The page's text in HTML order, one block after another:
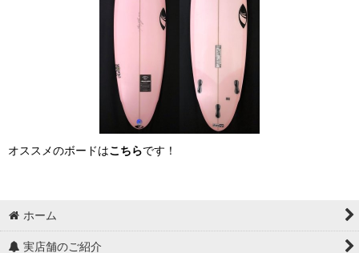
オススメのボードはこちらです！
ホーム
実店舗のご紹介